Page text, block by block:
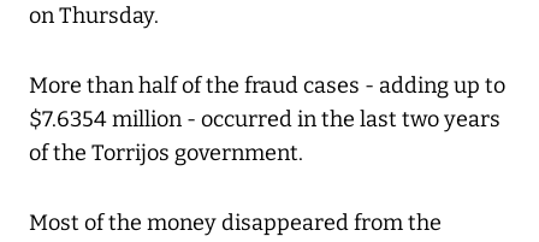
on Thursday.
More than half of the fraud cases - adding up to
$7.6354 million - occurred in the last two years
of the Torrijos government.
Most of the money disappeared from the